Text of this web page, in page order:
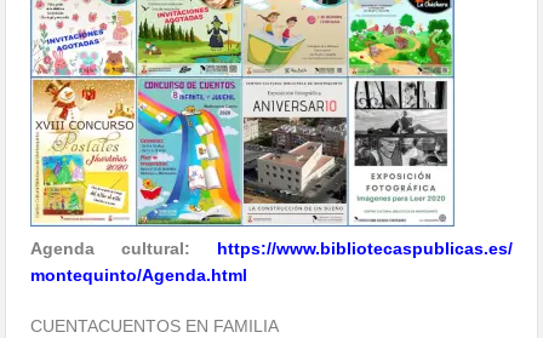
Agenda cultural: https://www.bibliotecaspublicas.es/
montequinto/Agenda.html
CUENTACUENTOS EN FAMILIA